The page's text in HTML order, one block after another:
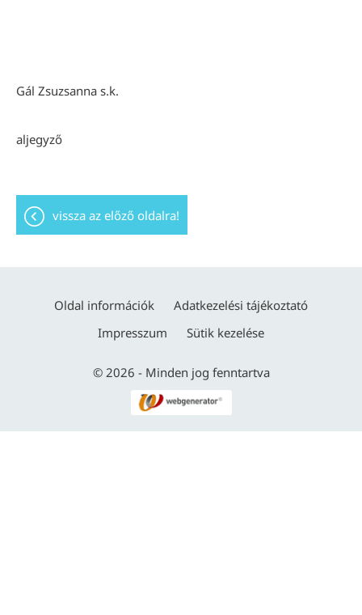
Gál Zsuzsanna s.k.
aljegyző
vissza az előző oldalra!
© 2026 - Minden jog fenntartva
Oldal információk
Adatkezelési tájékoztató
Impresszum
Sütik kezelése